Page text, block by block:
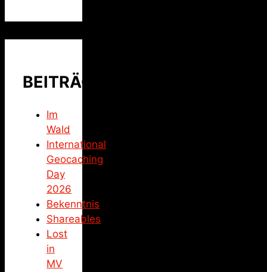
BEITRÄGE
Im
Wald
International
Geocaching
Day
2026
Bekenntnis
Shareables
Lost
in
MV